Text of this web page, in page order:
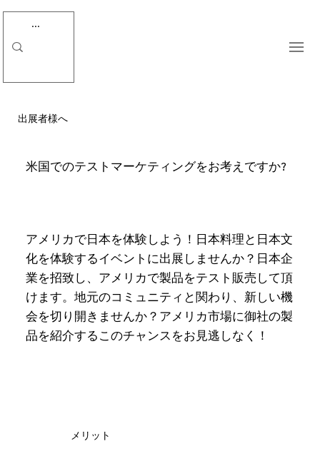
​出展者様へ
米国でのテストマーケティングをお考えですか?
アメリカで日本を体験しよう！日本料理と日本文
化を体験するイベントに出展しませんか？日本企
業を招致し、アメリカで製品をテスト販売して頂
けます。地元のコミュニティと関わり、新しい機
会を切り開きませんか？アメリカ市場に御社の製
品を紹介するこのチャンスをお見逃しなく！
メリット